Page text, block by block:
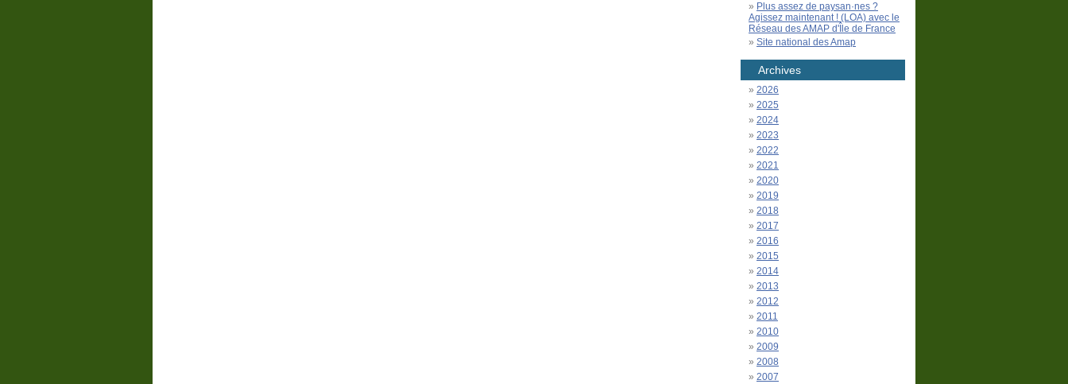
Plus assez de paysan·nes ?
Agissez maintenant ! (LOA) avec le
Réseau des AMAP d'Île de France
Site national des Amap
Archives
2026
2025
2024
2023
2022
2021
2020
2019
2018
2017
2016
2015
2014
2013
2012
2011
2010
2009
2008
2007